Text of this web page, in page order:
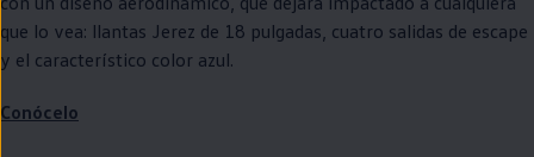
que lo vea: llantas Jerez de 18 pulgadas, cuatro salidas de escape
y el característico color azul.
Conócelo